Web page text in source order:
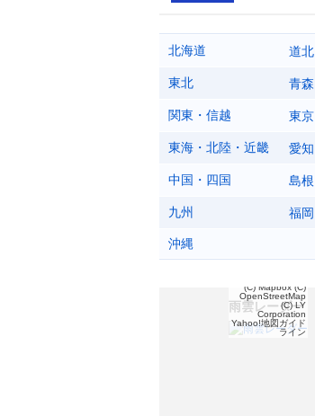
北海道 道北
東北 青森
関東・信越 東京
東海・北陸・近畿 愛知
中国・四国 島根
九州 福岡
沖縄
雨雲レーダー
(C) Mapbox (C)
OpenStreetMap
(C) LY
Corporation
Yahoo!地図ガイド
ライン